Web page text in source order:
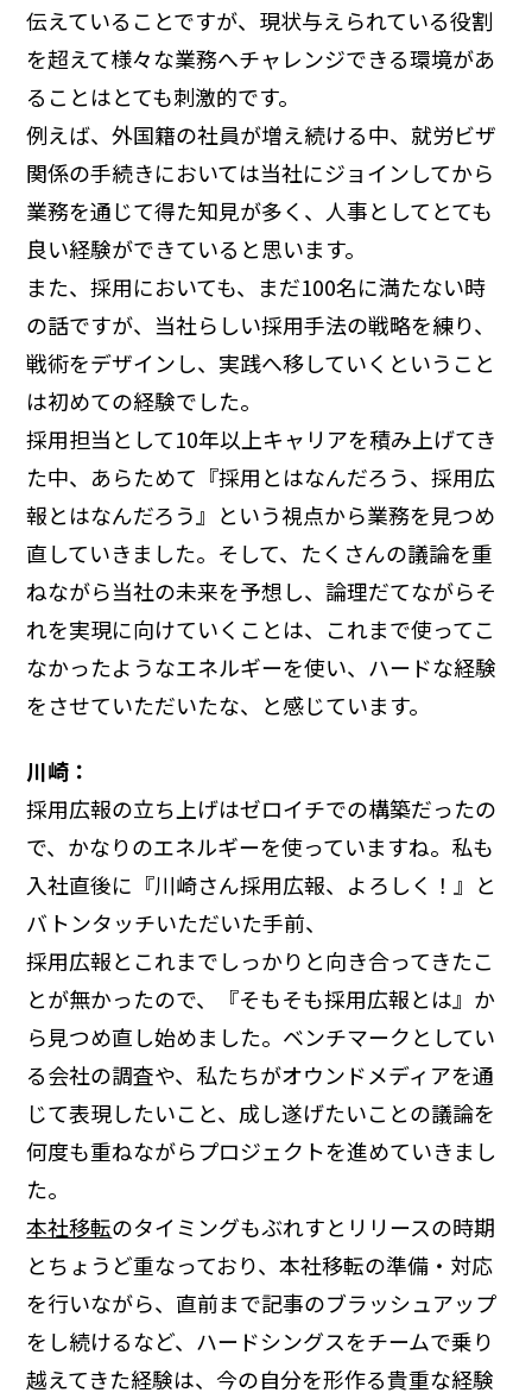
伝えていることですが、現状与えられている役割
を超えて様々な業務へチャレンジできる環境があ
ることはとても刺激的です。
例えば、外国籍の社員が増え続ける中、就労ビザ
関係の手続きにおいては当社にジョインしてから
業務を通じて得た知見が多く、人事としてとても
良い経験ができていると思います。
また、採用においても、まだ100名に満たない時
の話ですが、当社らしい採用手法の戦略を練り、
戦術をデザインし、実践へ移していくということ
は初めての経験でした。
採用担当として10年以上キャリアを積み上げてき
た中、あらためて『採用とはなんだろう、採用広
報とはなんだろう』という視点から業務を見つめ
直していきました。そして、たくさんの議論を重
ねながら当社の未来を予想し、論理だてながらそ
れを実現に向けていくことは、これまで使ってこ
なかったようなエネルギーを使い、ハードな経験
をさせていただいたな、と感じています。
川崎：
採用広報の立ち上げはゼロイチでの構築だったの
で、かなりのエネルギーを使っていますね。私も
入社直後に『川崎さん採用広報、よろしく！』と
バトンタッチいただいた手前、
採用広報とこれまでしっかりと向き合ってきたこ
とが無かったので、『そもそも採用広報とは』か
ら見つめ直し始めました。ベンチマークとしてい
る会社の調査や、私たちがオウンドメディアを通
じて表現したいこと、成し遂げたいことの議論を
何度も重ねながらプロジェクトを進めていきまし
た。
本社移転のタイミングもぶれすとリリースの時期
とちょうど重なっており、本社移転の準備・対応
を行いながら、直前まで記事のブラッシュアップ
をし続けるなど、ハードシングスをチームで乗り
越えてきた経験は、今の自分を形作る貴重な経験